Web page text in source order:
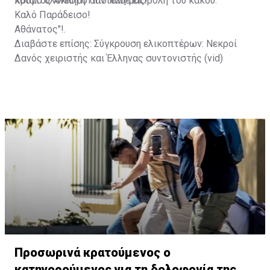
Καλό Παράδεισο!
Αθάνατος"!.
Διαβάστε επίσης: Σύγκρουση ελικοπτέρων: Νεκροί
Δανός χειριστής και Έλληνας συντονιστής (vid)
Προσωρινά κρατούμενος ο